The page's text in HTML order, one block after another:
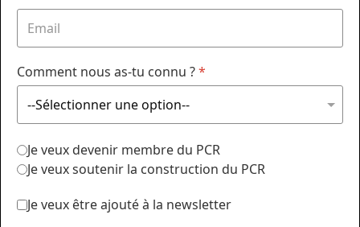
Comment nous as-tu connu ?*
Je veux devenir membre du PCR
Je veux soutenir la construction du PCR
Je veux être ajouté à la newsletter